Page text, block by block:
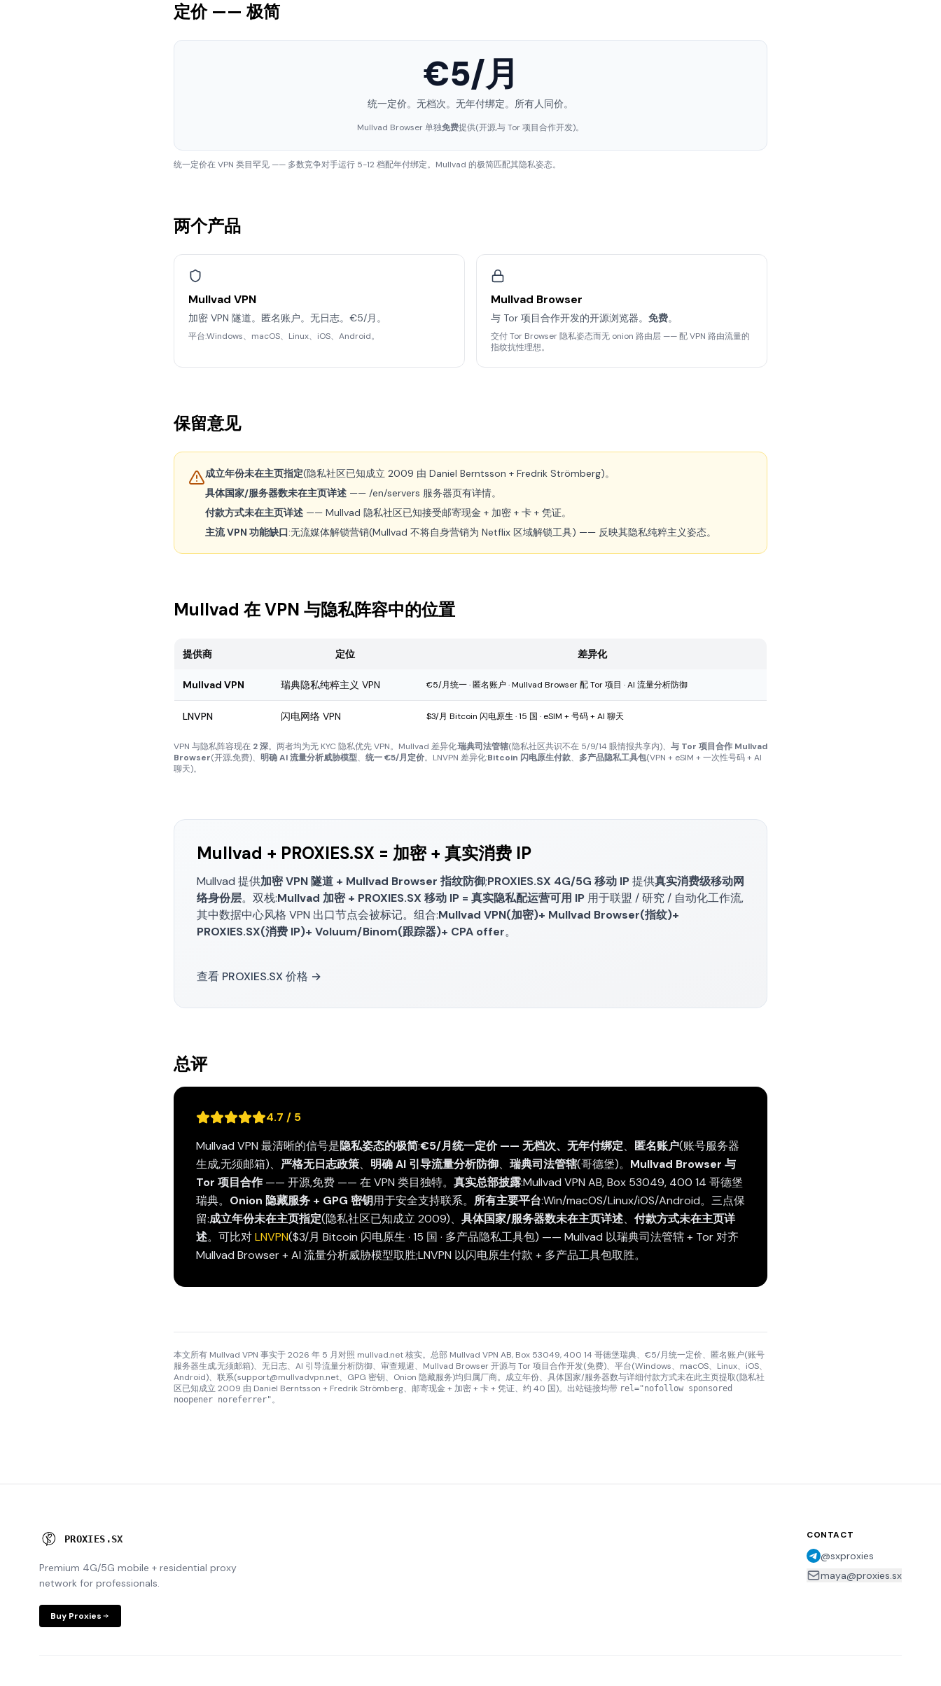
定价 —— 极简
€5/月
统一定价。无档次。无年付绑定。所有人同价。
Mullvad Browser 单独免费提供(开源,与 Tor 项目合作开发)。
统一定价在 VPN 类目罕见 —— 多数竞争对手运行 5-12 档配年付绑定。Mullvad 的极简匹配其隐私姿态。
两个产品
Mullvad VPN
加密 VPN 隧道。匿名账户。无日志。€5/月。
平台:Windows、macOS、Linux、iOS、Android。
Mullvad Browser
与 Tor 项目合作开发的开源浏览器。 免费。
交付 Tor Browser 隐私姿态而无 onion 路由层 —— 配 VPN 路由流量的
指纹抗性理想。
保留意见
成立年份未在主页指定(隐私社区已知成立 2009 由 Daniel Berntsson + Fredrik Strömberg)。
具体国家/服务器数未在主页详述 —— /en/servers 服务器页有详情。
付款方式未在主页详述 —— Mullvad 隐私社区已知接受邮寄现金 + 加密 + 卡 + 凭证。
主流 VPN 功能缺口:无流媒体解锁营销(Mullvad 不将自身营销为 Netflix 区域解锁工具) —— 反映其隐私纯粹主义姿态。
Mullvad 在 VPN 与隐私阵容中的位置
提供商 定位 差异化
Mullvad VPN 瑞典隐私纯粹主义 VPN €5/月统一 · 匿名账户 · Mullvad Browser 配 Tor 项目 · AI 流量分析防御
LNVPN 闪电网络 VPN $3/月 Bitcoin 闪电原生 · 15 国 · eSIM + 号码 + AI 聊天
VPN 与隐私阵容现在 2 深。两者均为无 KYC 隐私优先 VPN。Mullvad 差异化:瑞典司法管辖(隐私社区共识不在 5/9/14 眼情报共享内)、 与 Tor 项目合作 Mullvad
Browser(开源,免费)、 明确 AI 流量分析威胁模型、 统一 €5/月定价。LNVPN 差异化:Bitcoin 闪电原生付款、 多产品隐私工具包(VPN + eSIM + 一次性号码 + AI
聊天)。
Mullvad + PROXIES.SX = 加密 + 真实消费 IP
Mullvad 提供加密 VPN 隧道 + Mullvad Browser 指纹防御;PROXIES.SX 4G/5G 移动 IP提供真实消费级移动网
络身份层。双栈:Mullvad 加密 + PROXIES.SX 移动 IP = 真实隐私配运营可用 IP 用于联盟 / 研究 / 自动化工作流,
其中数据中心风格 VPN 出口节点会被标记。组合:Mullvad VPN(加密)+ Mullvad Browser(指纹)+
PROXIES.SX(消费 IP)+ Voluum/Binom(跟踪器)+ CPA offer。
查看 PROXIES.SX 价格 →
总评
4.7 / 5
Mullvad VPN 最清晰的信号是隐私姿态的极简:€5/月统一定价 —— 无档次、无年付绑定、 匿名账户(账号服务器
生成,无须邮箱)、 严格无日志政策、 明确 AI 引导流量分析防御、 瑞典司法管辖(哥德堡)。 Mullvad Browser 与
Tor 项目合作—— 开源,免费 —— 在 VPN 类目独特。 真实总部披露:Mullvad VPN AB, Box 53049, 400 14 哥德堡
瑞典。 Onion 隐藏服务 + GPG 密钥用于安全支持联系。 所有主要平台:Win/macOS/Linux/iOS/Android。三点保
留:成立年份未在主页指定(隐私社区已知成立 2009)、 具体国家/服务器数未在主页详述、 付款方式未在主页详
述。可比对LNVPN($3/月 Bitcoin 闪电原生 · 15 国 · 多产品隐私工具包) —— Mullvad 以瑞典司法管辖 + Tor 对齐
Mullvad Browser + AI 流量分析威胁模型取胜;LNVPN 以闪电原生付款 + 多产品工具包取胜。
本文所有 Mullvad VPN 事实于 2026 年 5 月对照 mullvad.net 核实。总部 Mullvad VPN AB, Box 53049, 400 14 哥德堡瑞典、€5/月统一定价、匿名账户(账号
服务器生成,无须邮箱)、无日志、AI 引导流量分析防御、审查规避、Mullvad Browser 开源与 Tor 项目合作开发(免费)、平台(Windows、macOS、Linux、iOS、
Android)、联系(support@mullvadvpn.net、GPG 密钥、Onion 隐藏服务)均归属厂商。成立年份、具体国家/服务器数与详细付款方式未在此主页提取(隐私社
区已知成立 2009 由 Daniel Berntsson + Fredrik Strömberg、邮寄现金 + 加密 + 卡 + 凭证、约 40 国)。出站链接均带 rel="nofollow sponsored
noopener noreferrer"。
PROXIES .SX
Premium 4G/5G mobile + residential proxy
network for professionals.
Buy Proxies
CONTACT
@sxproxies
maya@proxies.sx